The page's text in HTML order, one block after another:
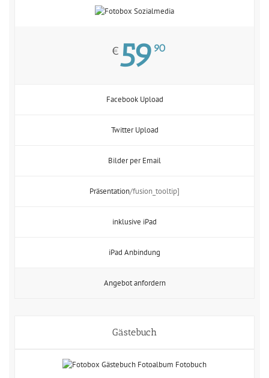
€59 90
Facebook Upload
Twitter Upload
Bilder per Email
Präsentation/fusion_tooltip]
inklusive iPad
iPad Anbindung
Angebot anfordern
Gästebuch